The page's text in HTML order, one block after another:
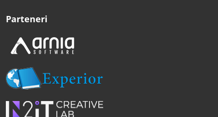
Parteneri